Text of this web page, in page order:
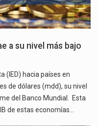
a su nivel más bajo
(IED) hacia países en
de dólares (mdd), su nivel
del Banco Mundial. Esta
de estas economías…